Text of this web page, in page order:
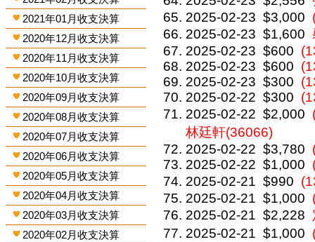
2021年01月收支決算
2020年12月收支決算
2020年11月收支決算
2020年10月收支決算
2020年09月收支決算
2020年08月收支決算
2020年07月收支決算
2020年06月收支決算
2020年05月收支決算
2020年04月收支決算
2020年03月收支決算
2020年02月收支決算
2025-02-23 $3,000
2025-02-23 $1,600
2025-02-23 $600
2025-02-23 $600
2025-02-23 $300
2025-02-22 $300
2025-02-22 $2,000
林廷軒(36066)
2025-02-22 $3,780
2025-02-22 $1,000
2025-02-21 $990
2025-02-21 $1,000
2025-02-21 $2,228
2025-02-21 $1,000